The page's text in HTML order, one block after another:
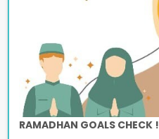
RAMADHAN GOALS CHECK !